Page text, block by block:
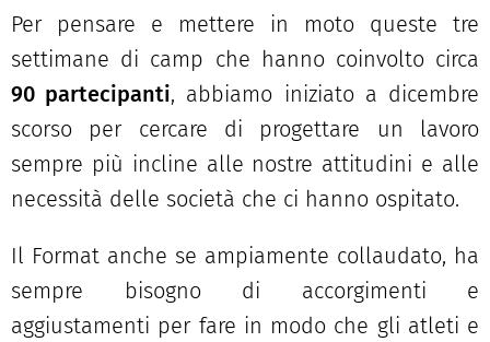
Per pensare e mettere in moto queste tre
settimane di camp che hanno coinvolto circa
90 partecipanti, abbiamo iniziato a dicembre
scorso per cercare di progettare un lavoro
sempre più incline alle nostre attitudini e alle
necessità delle società che ci hanno ospitato.
Il Format anche se ampiamente collaudato, ha
sempre bisogno di accorgimenti e
aggiustamenti per fare in modo che gli atleti e